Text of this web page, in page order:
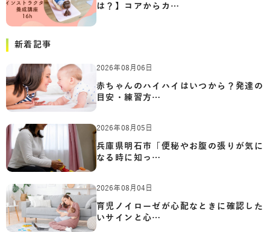
は？】コアからカ…
新着記事
2026年08月06日
赤ちゃんのハイハイはいつから？発達の
目安・練習方…
2026年08月05日
兵庫県明石市「便秘やお腹の張りが気に
なる時に知っ…
2026年08月04日
育児ノイローゼが心配なときに確認した
いサインと心…